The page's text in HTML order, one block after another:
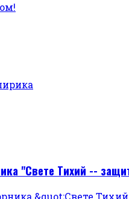
"Свете Тихий --